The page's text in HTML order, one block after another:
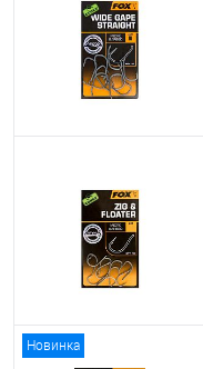
Новинка